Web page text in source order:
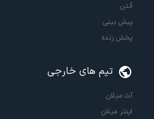
آنتن
پیش بینی
پخش زنده
تیم های خارجی
آث میلان
اینتر میلان